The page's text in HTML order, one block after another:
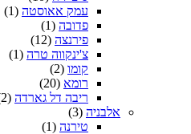
עמק אאוסטה (1)
פדובה (1)
פירנצה (12)
צ'ינקווה טרה (1)
קומו (2)
רומא (20)
ריבה דל גארדה (2)
אלבניה (3)
טירנה (1)